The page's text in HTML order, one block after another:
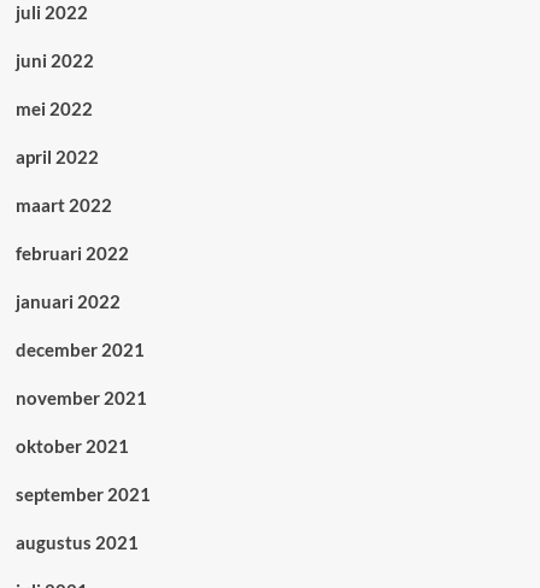
juli 2022
juni 2022
mei 2022
april 2022
maart 2022
februari 2022
januari 2022
december 2021
november 2021
oktober 2021
september 2021
augustus 2021